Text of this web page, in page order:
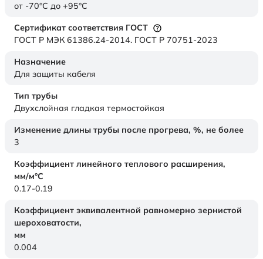
от -70°C до +95°C
Сертификат соответствия ГОСТ
ГОСТ Р МЭК 61386.24-2014. ГОСТ Р 70751-2023
Назначение
Для защиты кабеля
Тип трубы
Двухслойная гладкая термостойкая
Изменение длины трубы после прогрева, %, не более
3
Коэффициент линейного теплового расширения,
мм/м°С
0.17-0.19
Коэффициент эквивалентной равномерно зернистой
шероховатости,
мм
0.004